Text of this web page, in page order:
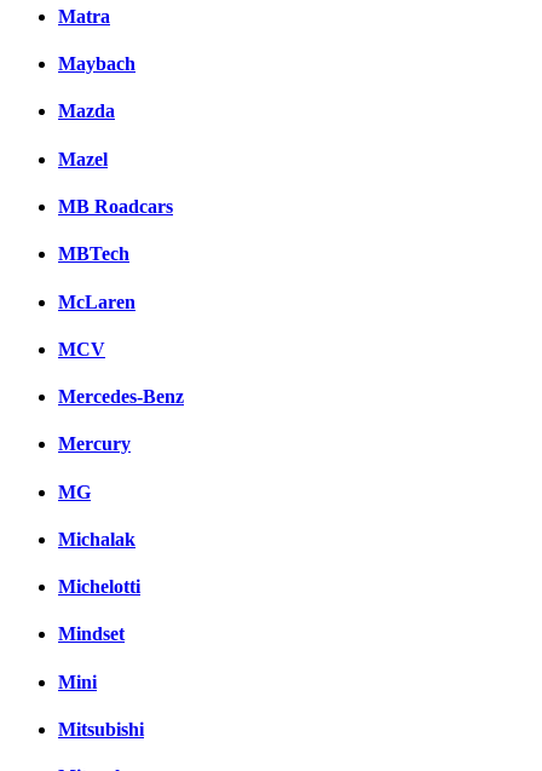
Matra
Maybach
Mazda
Mazel
MB Roadcars
MBTech
McLaren
MCV
Mercedes-Benz
Mercury
MG
Michalak
Michelotti
Mindset
Mini
Mitsubishi